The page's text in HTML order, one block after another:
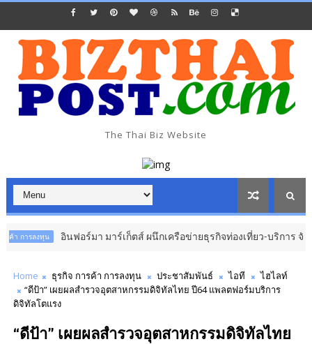
The Thai Biz Website
อินฟอร์มา มาร์เก็ตส์ ผนึกเครือข่ายธุรกิจท่องเที่ยว-บริการ จัด Food &
Home ธุรกิจ การค้า การลงทุน ประชาสัมพันธ์ ไอที
ไฮไลท์
“ดีป้า” เผยผลสำรวจอุตสาหกรรมดิจิทัลไทย ปี64 แพลตฟอร์มบริการ
ดิจิทัลโตแรง
“ดีป้า” เผยผลสำรวจอุตสาหกรรมดิจิทัลไทย